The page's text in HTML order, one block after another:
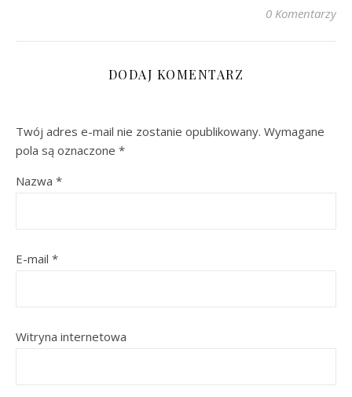
0 Komentarzy
DODAJ KOMENTARZ
Twój adres e-mail nie zostanie opublikowany. Wymagane
pola są oznaczone *
Nazwa *
E-mail *
Witryna internetowa